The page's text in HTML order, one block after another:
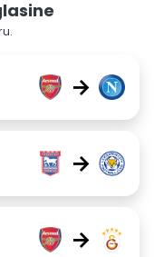
→
→
→